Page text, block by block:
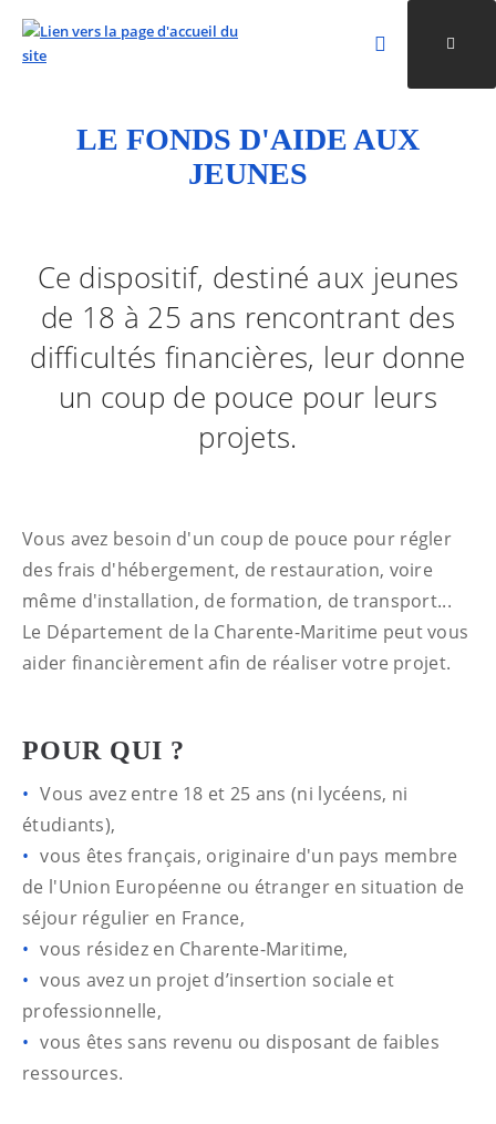
ALLER AU CONTENU
ALLER AU MENU
ALLER À LA RECHERCHE
Rechercher
Valider la
LE FONDS D'AIDE AUX
JEUNES
Ce dispositif, destiné aux jeunes
de 18 à 25 ans rencontrant des
difficultés financières, leur donne
un coup de pouce pour leurs
projets.
Vous avez besoin d'un coup de pouce pour régler
des frais d'hébergement, de restauration, voire
même d'installation, de formation, de transport...
Le Département de la Charente-Maritime peut vous
aider financièrement afin de réaliser votre projet.
POUR QUI ?
Vous avez entre 18 et 25 ans (ni lycéens, ni
étudiants),
vous êtes français, originaire d'un pays membre
de l'Union Européenne ou étranger en situation de
séjour régulier en France,
vous résidez en Charente-Maritime,
vous avez un projet d’insertion sociale et
professionnelle,
vous êtes sans revenu ou disposant de faibles
ressources.